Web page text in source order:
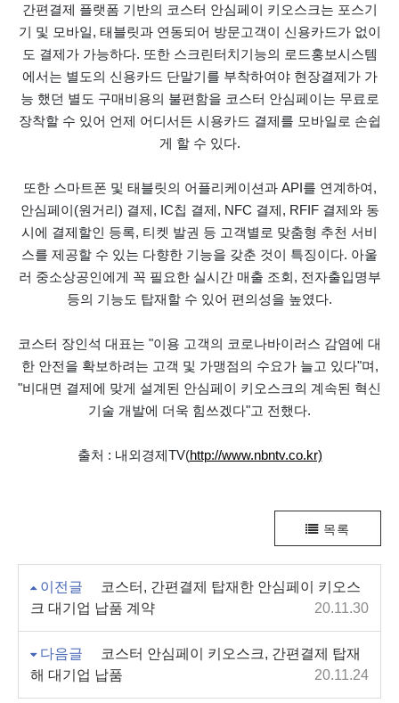
간편결제 플랫폼 기반의 코스터 안심페이 키오스크는 포스기
기 및 모바일, 태블릿과 연동되어 방문고객이 신용카드가 없이
도 결제가 가능하다. 또한 스크린터치기능의 로드홍보시스템
에서는 별도의 신용카드 단말기를 부착하여야 현장결제가 가
능 했던 별도 구매비용의 불편함을 코스터 안심페이는 무료로
장착할 수 있어 언제 어디서든 시용카드 결제를 모바일로 손쉽
게 할 수 있다.
또한 스마트폰 및 태블릿의 어플리케이션과 API를 연계하여,
안심페이(원거리) 결제, IC칩 결제, NFC 결제, RFIF 결제와 동
시에 결제할인 등록, 티켓 발권 등 고객별로 맞춤형 추천 서비
스를 제공할 수 있는 다향한 기능을 갖춘 것이 특징이다. 아울
러 중소상공인에게 꼭 필요한 실시간 매출 조회, 전자출입명부
등의 기능도 탑재할 수 있어 편의성을 높였다.
코스터 장인석 대표는 "이용 고객의 코로나바이러스 감염에 대
한 안전을 확보하려는 고객 및 가맹점의 수요가 늘고 있다"며,
"비대면 결제에 맞게 설계된 안심페이 키오스크의 계속된 혁신
기술 개발에 더욱 힘쓰겠다"고 전했다.
출처 : 내외경제TV(http://www.nbntv.co.kr)
목록
이전글
코스터, 간편결제 탑재한 안심페이 키오스
크 대기업 납품 계약
20.11.30
다음글
코스터 안심페이 키오스크, 간편결제 탑재
해 대기업 납품
20.11.24